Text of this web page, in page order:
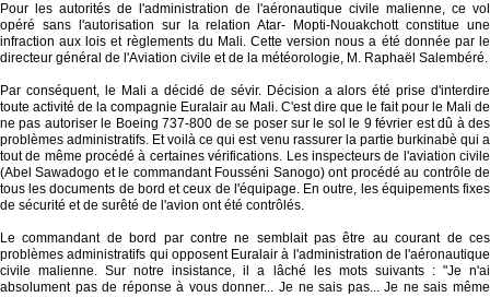
Pour les autorités de l'administration de l'aéronautique civile malienne, ce vol
opéré sans l'autorisation sur la relation Atar- Mopti-Nouakchott constitue une
infraction aux lois et règlements du Mali. Cette version nous a été donnée par le
directeur général de l'Aviation civile et de la météorologie, M. Raphaël Salembéré.
Par conséquent, le Mali a décidé de sévir. Décision a alors été prise d'interdire
toute activité de la compagnie Euralair au Mali. C'est dire que le fait pour le Mali de
ne pas autoriser le Boeing 737-800 de se poser sur le sol le 9 février est dû à des
problèmes administratifs. Et voilà ce qui est venu rassurer la partie burkinabè qui a
tout de même procédé à certaines vérifications. Les inspecteurs de l'aviation civile
(Abel Sawadogo et le commandant Fousséni Sanogo) ont procédé au contrôle de
tous les documents de bord et ceux de l'équipage. En outre, les équipements fixes
de sécurité et de surêté de l'avion ont été contrôlés.
Le commandant de bord par contre ne semblait pas être au courant de ces
problèmes administratifs qui opposent Euralair à l'administration de l'aéronautique
civile malienne. Sur notre insistance, il a lâché les mots suivants : "Je n'ai
absolument pas de réponse à vous donner... Je ne sais pas... Je ne sais même